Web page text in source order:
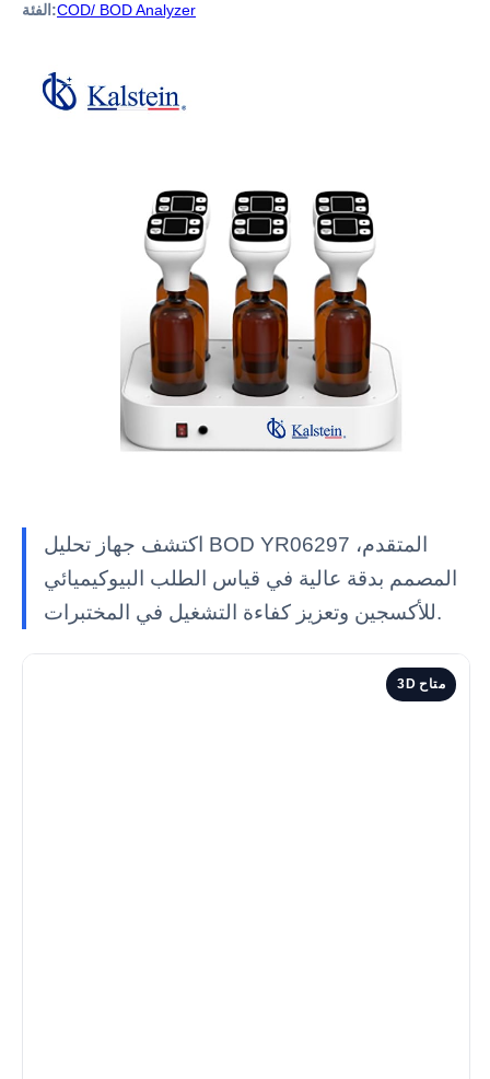
الفئة:COD/ BOD Analyzer
اكتشف جهاز تحليل BOD YR06297 المتقدم،
المصمم بدقة عالية في قياس الطلب البيوكيميائي
للأكسجين وتعزيز كفاءة التشغيل في المختبرات.
3D متاح